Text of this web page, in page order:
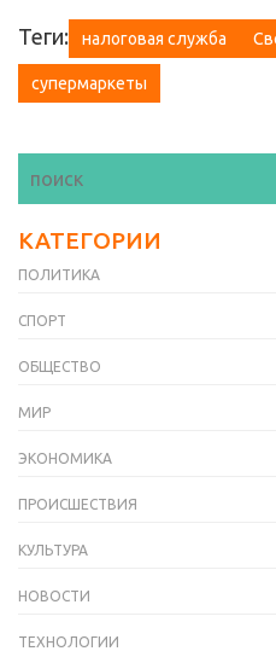
Теги: налоговая служба
супермаркеты
КАТЕГОРИИ
ПОЛИТИКА
СПОРТ
ОБЩЕСТВО
МИР
ЭКОНОМИКА
ПРОИСШЕСТВИЯ
КУЛЬТУРА
НОВОСТИ
ТЕХНОЛОГИИ